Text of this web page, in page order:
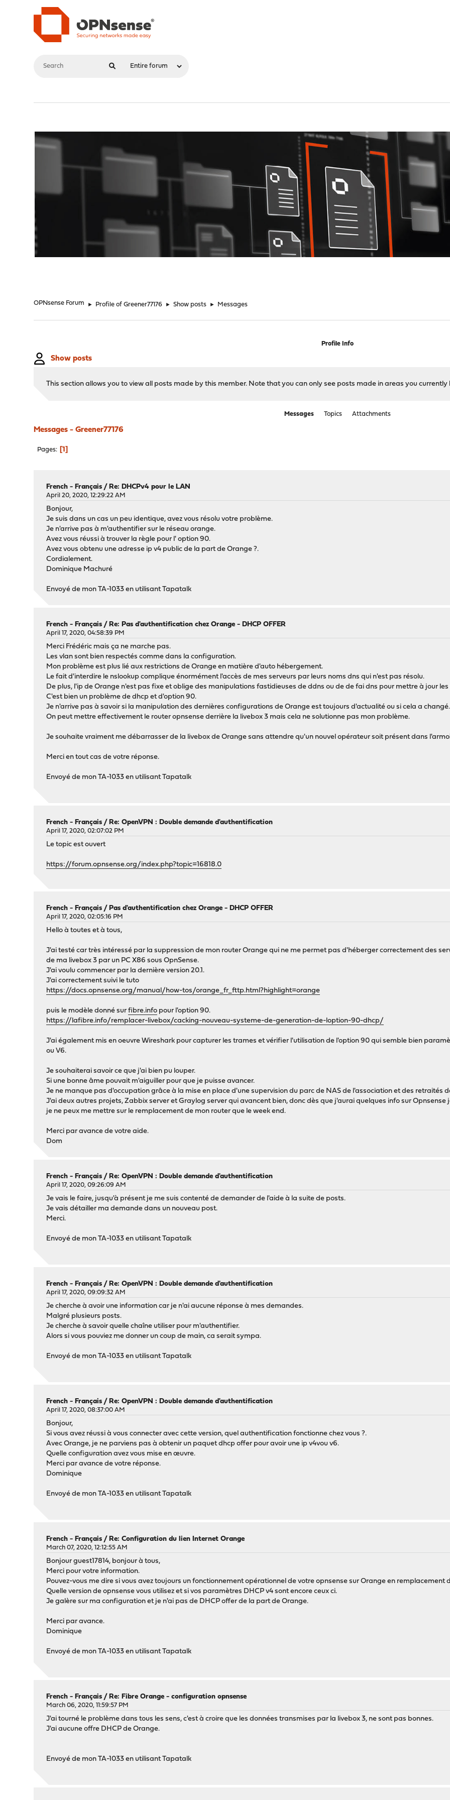
OPNsense Forum ► Profile of Greener77176 ► Show posts ► Messages
Profile Info
Show posts
This section allows you to view all posts made by this member. Note that you can only see posts made in areas you currently
Messages Topics Attachments
Messages - Greener77176
Pages 1
French - Français /Re: DHCPv4 pour le LAN
April 20, 2020, 12:29:22 AM
Bonjour,
Je suis dans un cas un peu identique, avez vous résolu votre problème.
Je n'arrive pas à m'authentifier sur le réseau orange.
Avez vous réussi à trouver la règle pour l' option 90.
Avez vous obtenu une adresse ip v4 public de la part de Orange ?.
Cordialement.
Dominique Machuré
Envoyé de mon TA-1033 en utilisant Tapatalk
French - Français /Re: Pas d'authentification chez Orange - DHCP OFFER
April 17, 2020, 04:58:39 PM
Merci Frédéric mais ça ne marche pas.
Les vlan sont bien respectés comme dans la configuration.
Mon problème est plus lié aux restrictions de Orange en matière d'auto hébergement.
Le fait d'interdire le nslookup complique énormément l'accès de mes serveurs par leurs noms dns qui n'est pas résolu.
De plus, l'ip de Orange n'est pas fixe et oblige des manipulations fastidieuses de ddns ou de de fai dns pour mettre à jour
C'est bien un problème de dhcp et d'option 90.
Je n'arrive pas à savoir si la manipulation des dernières configurations de Orange est toujours d'actualité ou si cela a changé.
On peut mettre effectivement le router opnsense derrière la livebox 3 mais cela ne solutionne pas mon problème.
Je souhaite vraiment me débarrasser de la livebox de Orange sans attendre qu'un nouvel opérateur soit présent dans
Merci en tout cas de votre réponse.
Envoyé de mon TA-1033 en utilisant Tapatalk
French - Français /Re: OpenVPN : Double demande d'authentification
April 17, 2020, 02:07:02 PM
Le topic est ouvert
https://forum.opnsense.org/index.php?topic=16818.0
French - Français /Pas d'authentification chez Orange - DHCP OFFER
April 17, 2020, 02:05:16 PM
Hello à toutes et à tous,
J'ai testé car très intéressé par la suppression de mon router Orange qui ne me permet pas d'héberger correctement des
de ma livebox 3 par un PC X86 sous OpnSense.
J'ai voulu commencer par la dernière version 20.1.
J'ai correctement suivi le tuto
https://docs.opnsense.org/manual/how-tos/orange_fr_fttp.html?highlight=orange
puis le modèle donné surfibre.info pour l'option 90.
https://lafibre.info/remplacer-livebox/cacking-nouveau-systeme-de-generation-de-loption-90-dhcp/
J'ai également mis en oeuvre Wireshark pour capturer les trames et vérifier l'utilisation de l'option 90 qui semble bien
ou V6.
Je souhaiterai savoir ce que j'ai bien pu louper.
Si une bonne âme pouvait m'aiguiller pour que je puisse avancer.
Je ne manque pas d'occupation grâce à la mise en place d'une supervision du parc de NAS de l'association et des retraités
J'ai deux autres projets, Zabbix server et Graylog server qui avancent bien, donc dès que j'aurai quelques info sur
je ne peux me mettre sur le remplacement de mon router que le week end.
Merci par avance de votre aide.
Dom
French - Français /Re: OpenVPN : Double demande d'authentification
April 17, 2020, 09:26:09 AM
Je vais le faire, jusqu'à présent je me suis contenté de demander de l'aide à la suite de posts.
Je vais détailler ma demande dans un nouveau post.
Merci.
Envoyé de mon TA-1033 en utilisant Tapatalk
French - Français /Re: OpenVPN : Double demande d'authentification
April 17, 2020, 09:09:32 AM
Je cherche à avoir une information car je n'ai aucune réponse à mes demandes.
Malgré plusieurs posts.
Je cherche à savoir quelle chaîne utiliser pour m'authentifier.
Alors si vous pouviez me donner un coup de main, ca serait sympa.
Envoyé de mon TA-1033 en utilisant Tapatalk
French - Français /Re: OpenVPN : Double demande d'authentification
April 17, 2020, 08:37:00 AM
Bonjour,
Si vous avez réussi à vous connecter avec cette version, quel authentification fonctionne chez vous ?.
Avec Orange, je ne parviens pas à obtenir un paquet dhcp offer pour avoir une ip v4vou v6.
Quelle configuration avez vous mise en œuvre.
Merci par avance de votre réponse.
Dominique
Envoyé de mon TA-1033 en utilisant Tapatalk
French - Français /Re: Configuration du lien Internet Orange
March 07, 2020, 12:12:55 AM
Bonjour guest17814, bonjour à tous,
Merci pour votre information.
Pouvez-vous me dire si vous avez toujours un fonctionnement opérationnel de votre opnsense sur Orange en remplacement
Quelle version de opnsense vous utilisez et si vos paramètres DHCP v4 sont encore ceux ci.
Je galère sur ma configuration et je n'ai pas de DHCP offer de la part de Orange.
Merci par avance.
Dominique
Envoyé de mon TA-1033 en utilisant Tapatalk
French - Français /Re: Fibre Orange - configuration opnsense
March 06, 2020, 11:59:57 PM
J'ai tourné le problème dans tous les sens, c'est à croire que les données transmises par la livebox 3, ne sont pas bonnes.
J'ai aucune offre DHCP de Orange.
Envoyé de mon TA-1033 en utilisant Tapatalk